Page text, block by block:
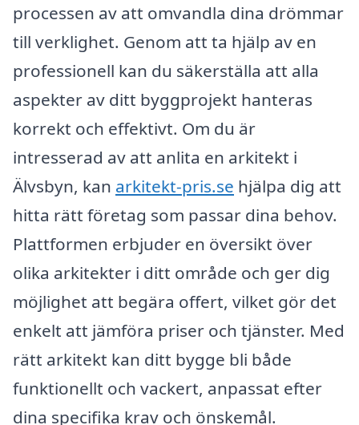
processen av att omvandla dina drömmar
till verklighet. Genom att ta hjälp av en
professionell kan du säkerställa att alla
aspekter av ditt byggprojekt hanteras
korrekt och effektivt. Om du är
intresserad av att anlita en arkitekt i
Älvsbyn, kan arkitekt-pris.se hjälpa dig att
hitta rätt företag som passar dina behov.
Plattformen erbjuder en översikt över
olika arkitekter i ditt område och ger dig
möjlighet att begära offert, vilket gör det
enkelt att jämföra priser och tjänster. Med
rätt arkitekt kan ditt bygge bli både
funktionellt och vackert, anpassat efter
dina specifika krav och önskemål.